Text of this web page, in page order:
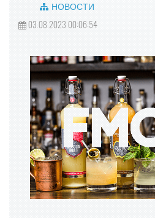
НОВОСТИ
03.08.2023 00:06:54